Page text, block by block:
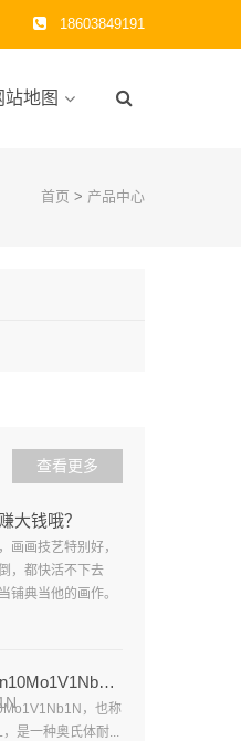
18603849191
站地图
首页 > 产品中心
查看更多
大钱哦？
画画技艺特别好，
，都快活不下去
铺典当他的画作。
61Cr21Mn10Mo1V1Nb1N是成分丰厚的奥氏体耐热合金
，也称
是一种奥氏体耐...